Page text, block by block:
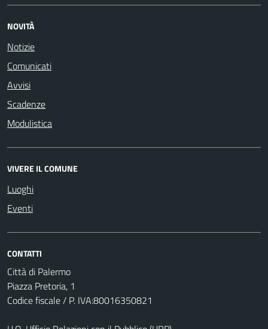
NOVITÀ
Notizie
Comunicati
Avvisi
Scadenze
Modulistica
VIVERE IL COMUNE
Luoghi
Eventi
CONTATTI
Città di Palermo
Piazza Pretoria, 1
Codice fiscale / P. IVA:80016350821